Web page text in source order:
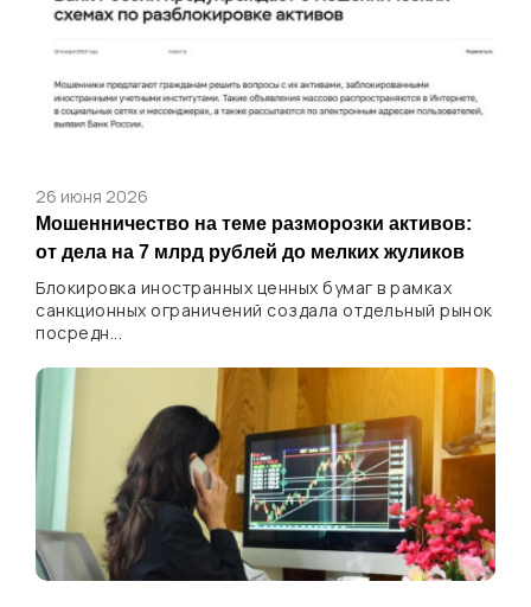
26 июня 2026
Мошенничество на теме разморозки активов:
от дела на 7 млрд рублей до мелких жуликов
Блокировка иностранных ценных бумаг в рамках
санкционных ограничений создала отдельный рынок
посредн...